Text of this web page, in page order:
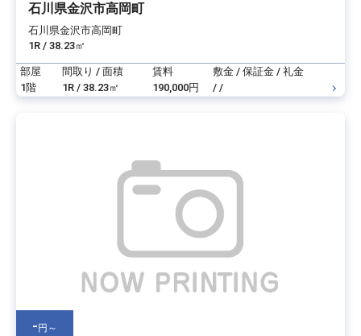
石川県金沢市高岡町
石川県金沢市高岡町
1R / 38.23㎡
部屋 間取り / 面積 賃料
敷金 / 保証金 / 礼金
1階
1R / 38.23㎡ 190,000円 / /
- 円～